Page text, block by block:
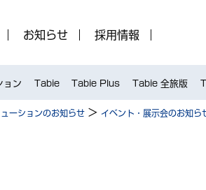
お知らせ 採用情報
ョン Tabie Tabie Plus Tabie 全旅版
ーションのお知らせ> イベント・展示会のお知ら